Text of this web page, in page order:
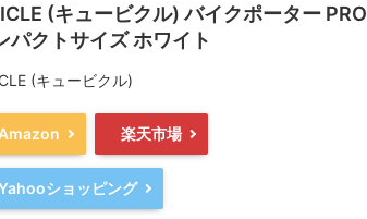
(キュービクル) バイクポーター PRO
パクトサイズ ホワイト
(キュービクル)
楽天市場
ショッピング